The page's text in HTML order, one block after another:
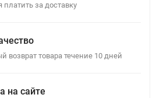
платить за доставку
возврат товара течение 10 дней
на сайте